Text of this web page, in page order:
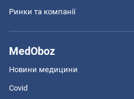
Ринки та компанії
MedOboz
Новини медицини
Covid